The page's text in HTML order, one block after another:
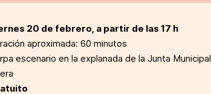
20 de febrero, a partir de las 17 h
aproximada: 60 minutos
escenario en la explanada de la Junta Municipal